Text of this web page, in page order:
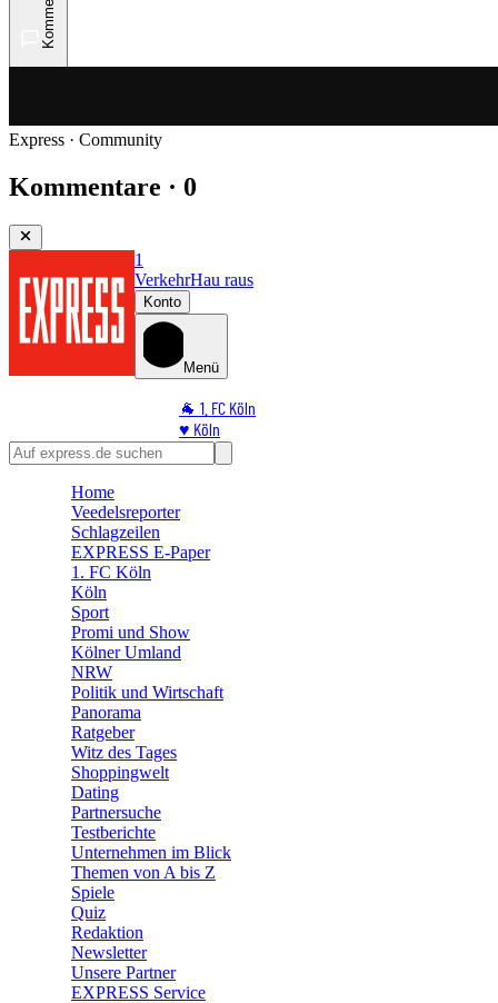
Express · Community
Kommentare · 0
1
VerkehrHau raus
Konto
Menü
🐐 1. FC Köln
♥️ Köln
⭐ Promi
🛒 Shoppingwelt
Home
Veedelsreporter
Schlagzeilen
EXPRESS E-Paper
1. FC Köln
Köln
Sport
Promi und Show
Kölner Umland
NRW
Politik und Wirtschaft
Panorama
Ratgeber
Witz des Tages
Shoppingwelt
Dating
Partnersuche
Testberichte
Unternehmen im Blick
Themen von A bis Z
Spiele
Quiz
Redaktion
Newsletter
Unsere Partner
EXPRESS Service